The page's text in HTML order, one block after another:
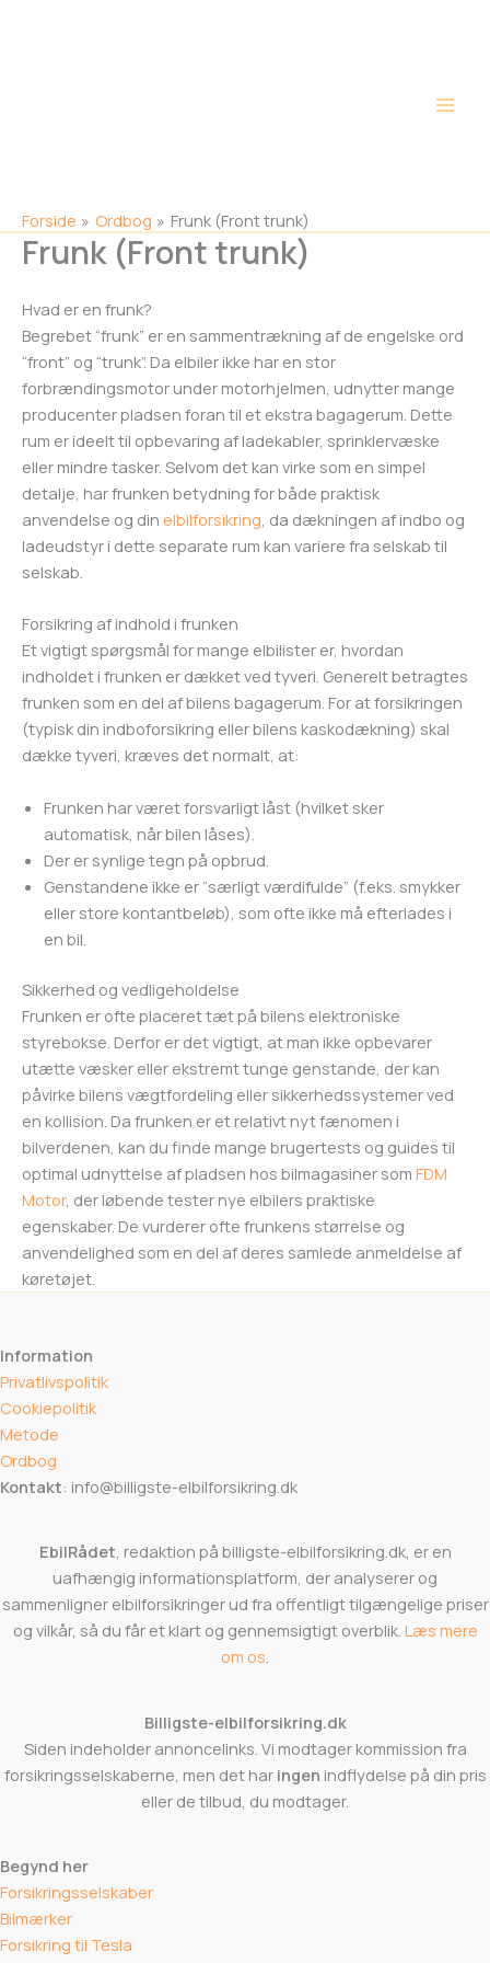
Forside Ordbog Frunk (Front trunk)
Frunk (Front trunk)
Hvad er en frunk?
Begrebet “frunk” er en sammentrækning af de engelske ord
“front” og “trunk”. Da elbiler ikke har en stor
forbrændingsmotor under motorhjelmen, udnytter mange
producenter pladsen foran til et ekstra bagagerum. Dette
rum er ideelt til opbevaring af ladekabler, sprinklervæske
eller mindre tasker. Selvom det kan virke som en simpel
detalje, har frunken betydning for både praktisk
anvendelse og din elbilforsikring, da dækningen af indbo og
ladeudstyr i dette separate rum kan variere fra selskab til
selskab.
Forsikring af indhold i frunken
Et vigtigt spørgsmål for mange elbilister er, hvordan
indholdet i frunken er dækket ved tyveri. Generelt betragtes
frunken som en del af bilens bagagerum. For at forsikringen
(typisk din indboforsikring eller bilens kaskodækning) skal
dække tyveri, kræves det normalt, at:
Frunken har været forsvarligt låst (hvilket sker
automatisk, når bilen låses).
Der er synlige tegn på opbrud.
Genstandene ikke er “særligt værdifulde” (f.eks. smykker
eller store kontantbeløb), som ofte ikke må efterlades i
en bil.
Sikkerhed og vedligeholdelse
Frunken er ofte placeret tæt på bilens elektroniske
styrebokse. Derfor er det vigtigt, at man ikke opbevarer
utætte væsker eller ekstremt tunge genstande, der kan
påvirke bilens vægtfordeling eller sikkerhedssystemer ved
en kollision. Da frunken er et relativt nyt fænomen i
bilverdenen, kan du finde mange brugertests og guides til
optimal udnyttelse af pladsen hos bilmagasiner som FDM
Motor, der løbende tester nye elbilers praktiske
egenskaber. De vurderer ofte frunkens størrelse og
anvendelighed som en del af deres samlede anmeldelse af
køretøjet.
Information
Privatlivspolitik
Cookiepolitik
Metode
Ordbog
Kontakt: info@billigste-elbilforsikring.dk
EbilRådet, redaktion på billigste-elbilforsikring.dk, er en
uafhængig informationsplatform, der analyserer og
sammenligner elbilforsikringer ud fra offentligt tilgængelige priser
og vilkår, så du får et klart og gennemsigtigt overblik. Læs mere
om os.
Billigste-elbilforsikring.dk
Siden indeholder annoncelinks. Vi modtager kommission fra
forsikringsselskaberne, men det har ingen indflydelse på din pris
eller de tilbud, du modtager.
Begynd her
Forsikringsselskaber
Bilmærker
Forsikring til Tesla